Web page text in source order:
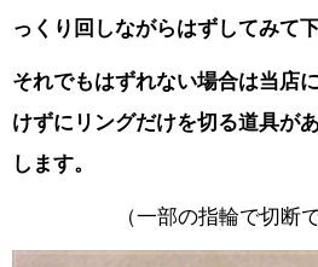
っくり回しながらはずしてみて下
それでもはずれない場合は当店
けずにリングだけを切る道具が
します。
（一部の指輪で切断